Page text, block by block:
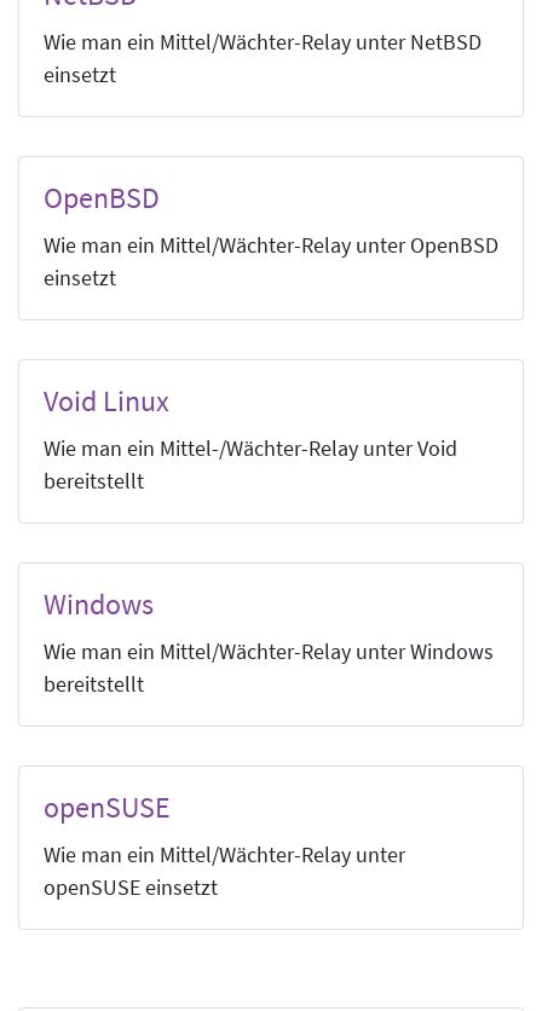
Wie man ein Mittel/Wächter-Relay unter NetBSD
einsetzt
OpenBSD
Wie man ein Mittel/Wächter-Relay unter OpenBSD
einsetzt
Void Linux
Wie man ein Mittel-/Wächter-Relay unter Void
bereitstellt
Windows
Wie man ein Mittel/Wächter-Relay unter Windows
bereitstellt
openSUSE
Wie man ein Mittel/Wächter-Relay unter
openSUSE einsetzt